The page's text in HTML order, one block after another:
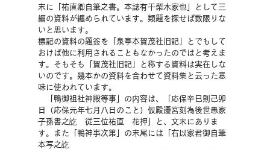
末に「祐直卿自筆之書。本誌有干梨木家也」として三
編の資料が纏められています。類題を探せば数限りな
いと思います。
標記の資料の題簽を「泉亭本賀茂社旧記」とでもして
おけば他に利用されることもなかったのではと考えま
す。そもそも「賀茂社旧記」と称する資料は実在しな
いのです。幾本かの資料を合わせて資料集と云った意
味に使われています。
「鴨御祖社神殿等事」の内容は、「応保辛巳則己卯
日（応保元年七月八日のこと）仮殿遷宮刻為後世愚家
子孫書之訖　従三位祐直　花押」と、文末にありま
す。また「鴨神事次第」の末尾には「右以家君御自筆
本写之訖